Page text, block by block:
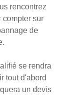
rencontrez
compter sur
de
se rendra
tout d'abord
un devis